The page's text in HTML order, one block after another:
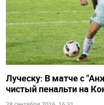
Луческу: В матче с
чистый пенальти на